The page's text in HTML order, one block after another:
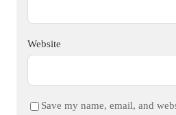
Website
Save my name, email, and